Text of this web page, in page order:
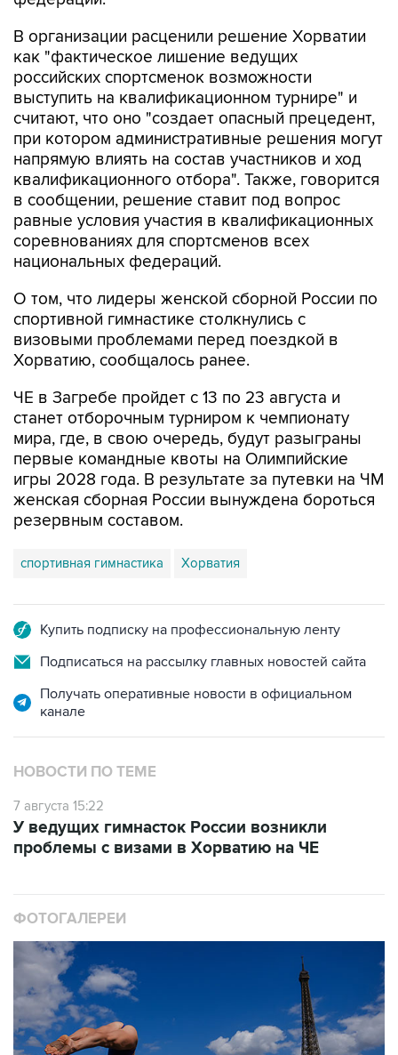
В организации расценили решение Хорватии
как "фактическое лишение ведущих
российских спортсменок возможности
выступить на квалификационном турнире" и
считают, что оно "создает опасный прецедент,
при котором административные решения могут
напрямую влиять на состав участников и ход
квалификационного отбора". Также, говорится
в сообщении, решение ставит под вопрос
равные условия участия в квалификационных
соревнованиях для спортсменов всех
национальных федераций.
О том, что лидеры женской сборной России по
спортивной гимнастике столкнулись с
визовыми проблемами перед поездкой в
Хорватию, сообщалось ранее.
ЧЕ в Загребе пройдет с 13 по 23 августа и
станет отборочным турниром к чемпионату
мира, где, в свою очередь, будут разыграны
первые командные квоты на Олимпийские
игры 2028 года. В результате за путевки на ЧМ
женская сборная России вынуждена бороться
резервным составом.
спортивная гимнастика Хорватия
Купить подписку на профессиональную ленту
Подписаться на рассылку главных новостей сайта
Получать оперативные новости в официальном
канале
НОВОСТИ ПО ТЕМЕ
7 августа 15:22
У ведущих гимнасток России возникли
проблемы с визами в Хорватию на ЧЕ
ФОТОГАЛЕРЕИ